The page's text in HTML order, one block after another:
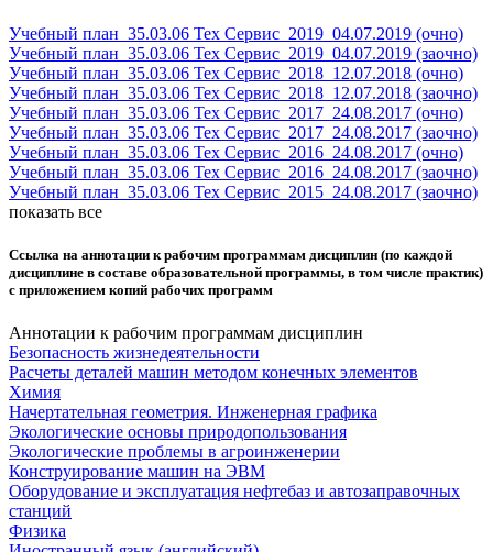
Учебный план_35.03.06 Тех Сервис_2019_04.07.2019 (очно)
Учебный план_35.03.06 Тех Сервис_2019_04.07.2019 (заочно)
Учебный план_35.03.06 Тех Сервис_2018_12.07.2018 (очно)
Учебный план_35.03.06 Тех Сервис_2018_12.07.2018 (заочно)
Учебный план_35.03.06 Тех Сервис_2017_24.08.2017 (очно)
Учебный план_35.03.06 Тех Сервис_2017_24.08.2017 (заочно)
Учебный план_35.03.06 Тех Сервис_2016_24.08.2017 (очно)
Учебный план_35.03.06 Тех Сервис_2016_24.08.2017 (заочно)
Учебный план_35.03.06 Тех Сервис_2015_24.08.2017 (заочно)
показать все
Ссылка на аннотации к рабочим программам дисциплин (по каждой
дисциплине в составе образовательной программы, в том числе практик)
с приложением копий рабочих программ
Аннотации к рабочим программам дисциплин
Безопасность жизнедеятельности
Расчеты деталей машин методом конечных элементов
Химия
Начертательная геометрия. Инженерная графика
Экологические основы природопользования
Экологические проблемы в агроинженерии
Конструирование машин на ЭВМ
Оборудование и эксплуатация нефтебаз и автозаправочных
станций
Физика